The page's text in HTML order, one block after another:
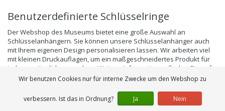
Benutzerdefinierte Schlüsselringe
Der Webshop des Museums bietet eine große Auswahl an
Schlüsselanhängern. Sie können unsere Schlüsselanhänger auch
mit Ihrem eigenen Design personalisieren lassen. Wir arbeiten viel
mit kleinen Druckauflagen, um ein maßgeschneidertes Produkt für
jeden zugänglich zu machen. Weitere Informationen finden Sie auf
der Website der Lanzfeld-Editionen unterwww.lanzfeldeditions.com
Wir benutzen Cookies nur für interne Zwecke um den Webshop zu
verbessern. Ist das in Ordnung? Ja Nein